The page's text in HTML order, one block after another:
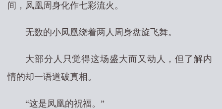
间，凤凰周身化作七彩流火。
无数的小凤凰绕着两人周身盘旋飞舞。
大部分人只觉得这场盛大而又动人，但了解内
情的却一语道破真相。
“这是凤凰的祝福。”